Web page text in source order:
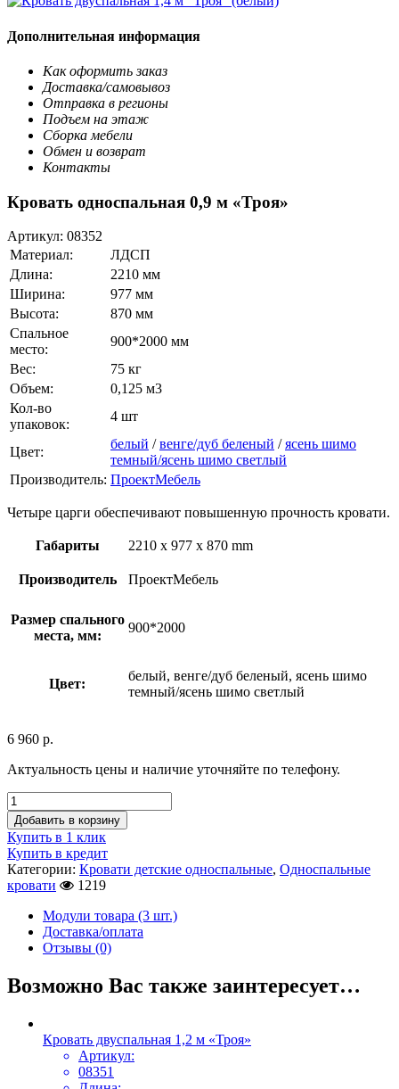
Дополнительная информация
Как оформить заказ
Доставка/самовывоз
Отправка в регионы
Подъем на этаж
Сборка мебели
Обмен и возврат
Контакты
Кровать односпальная 0,9 м «Троя»
Артикул: 08352
Материал:
ЛДСП
Длина:
2210 мм
Ширина:
977 мм
Высота:
870 мм
Спальное
место:
900*2000 мм
Вес:
75 кг
Объем:
0,125 м3
Кол-во
упаковок:
4 шт
Цвет:
белый /венге/дуб беленый /ясень шимо
темный/ясень шимо светлый
Производитель: ПроектМебель
Четыре царги обеспечивают повышенную прочность кровати.
Габариты 2210 x 977 x 870 mm
Производитель ПроектМебель
Размер спального
места, мм:
900*2000
Цвет:
белый, венге/дуб беленый, ясень шимо
темный/ясень шимо светлый
6 960 р.
Актуальность цены и наличие уточняйте по телефону.
Добавить в корзину
Купить в 1 клик
Купить в кредит
Категории: Кровати детские односпальные, Односпальные
кровати
1219
Модули товара (3 шт.)
Доставка/оплата
Отзывы (0)
Возможно Вас также заинтересует…
Кровать двуспальная 1,2 м «Троя»
Артикул:
08351